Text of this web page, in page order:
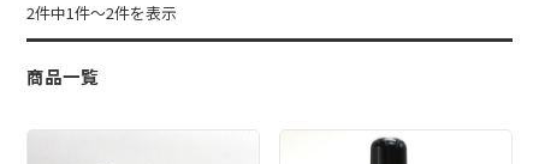
2件中1件～2件を表示
商品一覧